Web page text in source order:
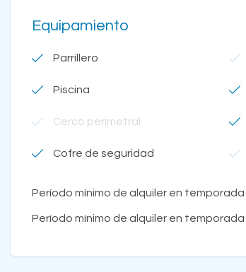
Equipamiento
Parrillero
Piscina
Cerco perimetral
Cofre de seguridad
Período mínimo de alquiler en
Período mínimo de alquiler en temporada